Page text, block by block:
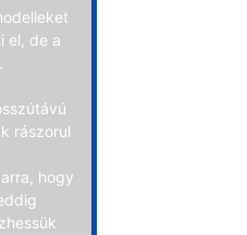
el, de a
rászorul
hogy